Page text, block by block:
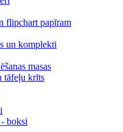
flipchart papīram
un komplekti
masas
tāfeļu krīts
boksi